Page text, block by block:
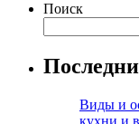
Поиск
Виды и
кухни и